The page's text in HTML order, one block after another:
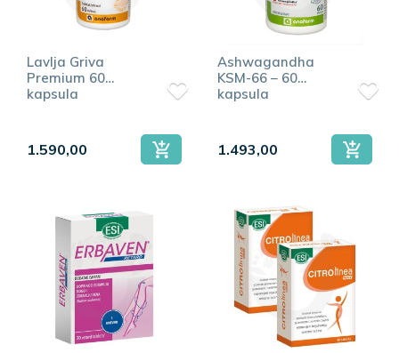
Lavlja Griva
Premium 60
kapsula
1.590,00
Ashwagandha
KSM-66 – 60
kapsula
1.493,00